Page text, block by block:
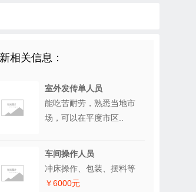
相关信息：
室外发传单人员
能吃苦耐劳，熟悉当地市
场，可以在平度市区..
车间操作人员
冲床操作、包装、摆料等
￥6000元